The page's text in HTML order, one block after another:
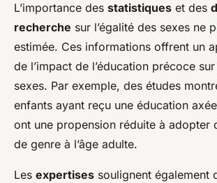
L’importance des statistiques et des
recherche sur l’égalité des sexes ne
estimée. Ces informations offrent un
de l’impact de l’éducation précoce sur
sexes. Par exemple, des études
enfants ayant reçu une éducation
ont une propension réduite à adopter
de genre à l’âge adulte.
Les expertises soulignent également